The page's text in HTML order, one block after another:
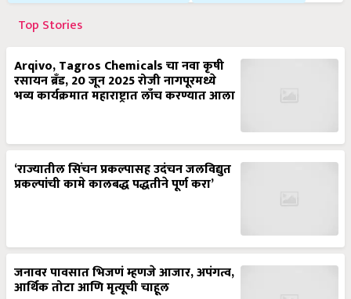
Top Stories
Arqivo, Tagros Chemicals चा नवा कृषी
रसायन ब्रँड, 20 जून 2025 रोजी नागपूरमध्ये
भव्य कार्यक्रमात महाराष्ट्रात लाँच करण्यात आला
‘राज्यातील सिंचन प्रकल्पासह उदंचन जलविद्युत
प्रकल्पांची कामे कालबद्ध पद्धतीने पूर्ण करा’
जनावर पावसात भिजणं म्हणजे आजार, अपंगत्व,
आर्थिक तोटा आणि मृत्यूची चाहूल